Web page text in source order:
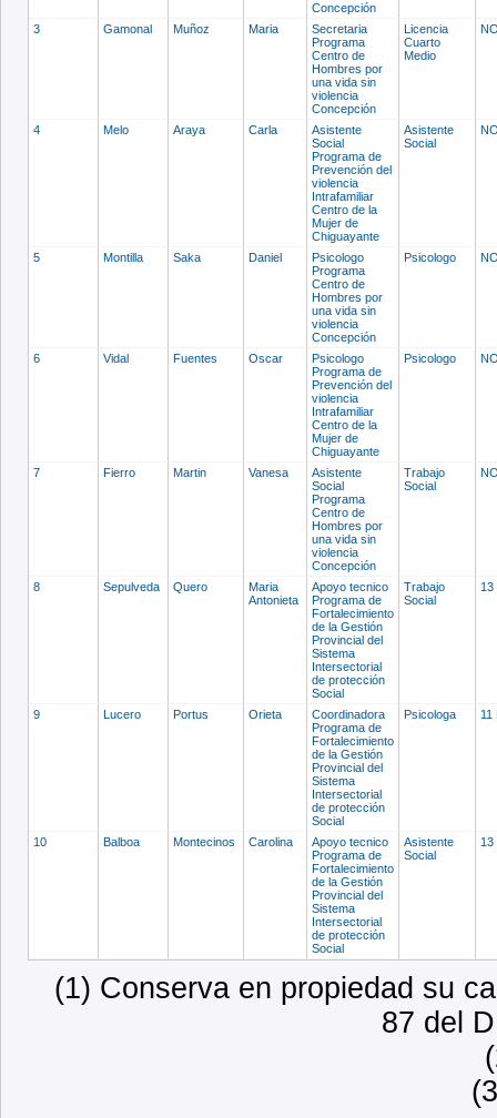
Concepción
3 Gamonal Muñoz Maria
Secretaria
Programa
Centro de
Hombres por
una vida sin
violencia
Concepción
Licencia
Cuarto
Medio
4 Melo Araya Carla
Asistente
Social
Programa de
Prevención del
violencia
Intrafamiliar
Centro de la
Mujer de
Chiguayante
Asistente
Social
5 Montilla Saka Daniel
Psicologo
Programa
Centro de
Hombres por
una vida sin
violencia
Concepción
Psicologo
6 Vidal Fuentes Oscar
Psicologo
Programa de
Prevención del
violencia
Intrafamiliar
Centro de la
Mujer de
Chiguayante
Psicologo
7 Fierro Martin Vanesa
Asistente
Social
Programa
Centro de
Hombres por
una vida sin
violencia
Concepción
Trabajo
Social
8 Sepulveda Quero
Maria
Antonieta
Apoyo tecnico
Programa de
Fortalecimiento
de la Gestión
Provincial del
Sistema
Intersectorial
de protección
Social
Trabajo
Social
9 Lucero Portus Orieta
Coordinadora
Programa de
Fortalecimiento
de la Gestión
Provincial del
Sistema
Intersectorial
de protección
Social
Psicologa
10 Balboa Montecinos Carolina
Apoyo tecnico
Programa de
Fortalecimiento
de la Gestión
Provincial del
Sistema
Intersectorial
de protección
Social
Asistente
Social
(1) Conserva en propiedad su
87 del